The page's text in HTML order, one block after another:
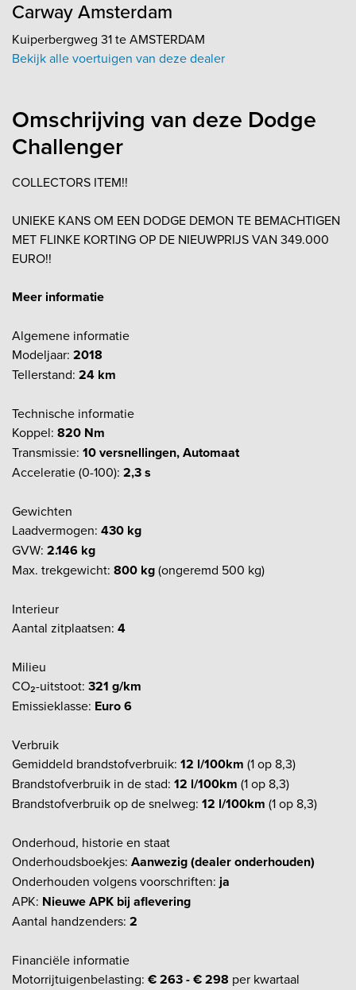
Carway Amsterdam
Kuiperbergweg 31 te AMSTERDAM
Bekijk alle voertuigen van deze dealer
Omschrijving van deze Dodge
Challenger
COLLECTORS ITEM!!
UNIEKE KANS OM EEN DODGE DEMON TE BEMACHTIGEN
MET FLINKE KORTING OP DE NIEUWPRIJS VAN 349.000
EURO!!
Meer informatie
Algemene informatie
Modeljaar: 2018
Tellerstand: 24 km
Technische informatie
Koppel: 820 Nm
Transmissie: 10 versnellingen, Automaat
Acceleratie (0-100): 2,3 s
Gewichten
Laadvermogen: 430 kg
GVW: 2.146 kg
Max. trekgewicht: 800 kg(ongeremd 500 kg)
Interieur
Aantal zitplaatsen: 4
Milieu
CO₂-uitstoot: 321 g/km
Emissieklasse: Euro 6
Verbruik
Gemiddeld brandstofverbruik: 12 l/100km (1 op 8,3)
Brandstofverbruik in de stad: 12 l/100km (1 op 8,3)
Brandstofverbruik op de snelweg: 12 l/100km (1 op 8,3)
Onderhoud, historie en staat
Onderhoudsboekjes: Aanwezig (dealer onderhouden)
Onderhouden volgens voorschriften: ja
APK: Nieuwe APK bij aflevering
Aantal handzenders: 2
Financiële informatie
Motorrijtuigenbelasting: € 263 - € 298 per kwartaal